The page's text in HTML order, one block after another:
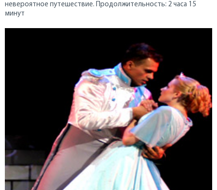
невероятное путешествие. Продолжительность: 2 часа 15
минут